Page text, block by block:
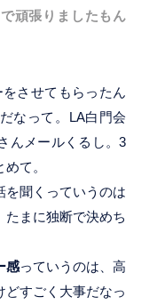
頑張りましたもん
させてもらったん
なって。LA白門会
んメールくるし。3
て。
を聞くっていうのは
たまに独断で決めち
感っていうのは、高
どすごく大事だなっ